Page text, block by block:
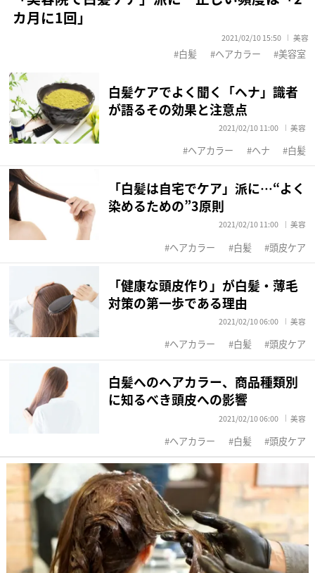
カ月に1回」
2021/02/10 15:50 美容
白髪 ヘアカラー 美容室
白髪ケアでよく聞く「ヘナ」識者
が語るその効果と注意点
2021/02/10 11:00 美容
ヘアカラー ヘナ 白髪
「白髪は自宅でケア」派に…“よく
染めるための”3原則
2021/02/10 11:00 美容
ヘアカラー 白髪 頭皮ケア
「健康な頭皮作り」が白髪・薄毛
対策の第一歩である理由
2021/02/10 06:00 美容
ヘアカラー 白髪 頭皮ケア
白髪へのヘアカラー、商品種類別
に知るべき頭皮への影響
2021/02/10 06:00 美容
ヘアカラー 白髪 頭皮ケア